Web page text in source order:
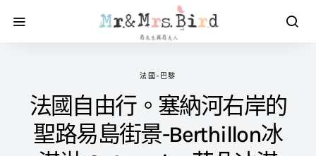
法國-巴黎
法國自由行。塞納河右岸的
聖路易島街景-Berthillon冰